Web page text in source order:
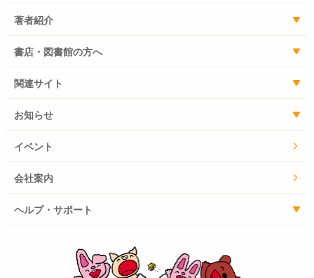
著者紹介
書店・図書館の方へ
関連サイト
お知らせ
イベント
会社案内
ヘルプ・サポート